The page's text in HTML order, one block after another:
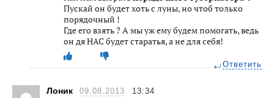
Пускай он будет хоть с луны, но чтоб только
порядочный !
Где его взять ? А мы уж ему будем помогать, ведь
он дя НАС будет старатья, а не для себя!
Ответить
Лоник 09.08.2013 13:34